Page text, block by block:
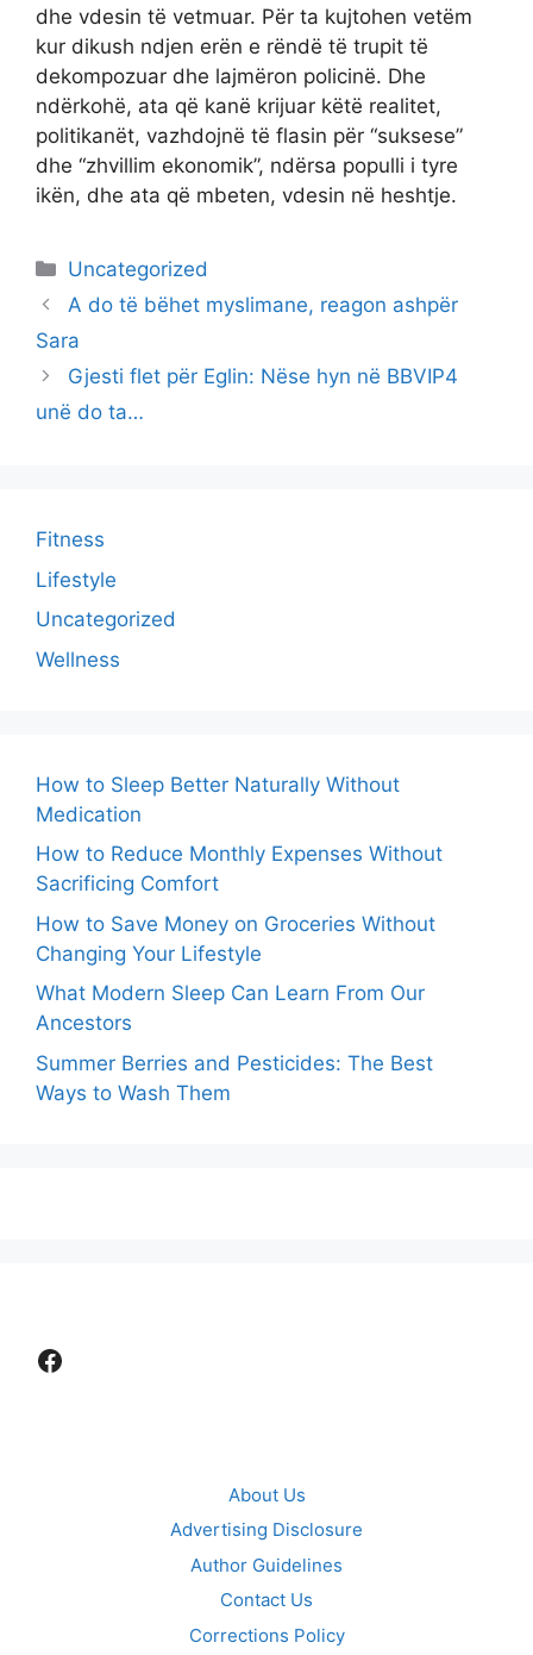
dhe vdesin të vetmuar. Për ta kujtohen vetëm
kur dikush ndjen erën e rëndë të trupit të
dekompozuar dhe lajmëron policinë. Dhe
ndërkohë, ata që kanë krijuar këtë realitet,
politikanët, vazhdojnë të flasin për “suksese”
dhe “zhvillim ekonomik”, ndërsa populli i tyre
ikën, dhe ata që mbeten, vdesin në heshtje.
Categories
Uncategorized
A do të bëhet myslimane, reagon ashpër
Sara
Gjesti flet për Eglin: Nëse hyn në BBVIP4
unë do ta…
Fitness
Lifestyle
Uncategorized
Wellness
How to Sleep Better Naturally Without
Medication
How to Reduce Monthly Expenses Without
Sacrificing Comfort
How to Save Money on Groceries Without
Changing Your Lifestyle
What Modern Sleep Can Learn From Our
Ancestors
Summer Berries and Pesticides: The Best
Ways to Wash Them
Facebook
About Us
Advertising Disclosure
Author Guidelines
Contact Us
Corrections Policy